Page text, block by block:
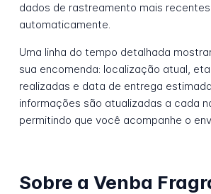
dados de rastreamento mais
automaticamente.
Uma linha do tempo detalhada
sua encomenda: localização atual,
realizadas e data de entrega
informações são atualizadas a cada
permitindo que você acompanhe o
Sobre a Venba